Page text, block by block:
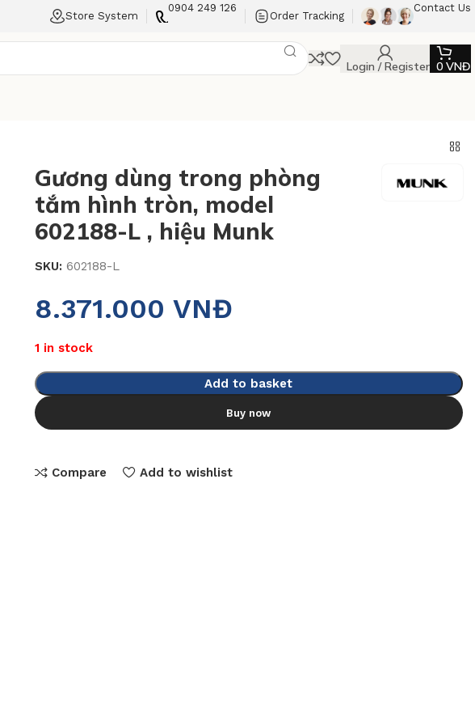
Store System
0904 249 126
Order Tracking
Contact Us
Login / Register 0 VNĐ
Gương dùng trong phòng
tắm hình tròn, model
602188-L , hiệu Munk
SKU: 602188-L
8.371.000 VNĐ
1 in stock
Add to basket
Buy now
Compare Add to wishlist